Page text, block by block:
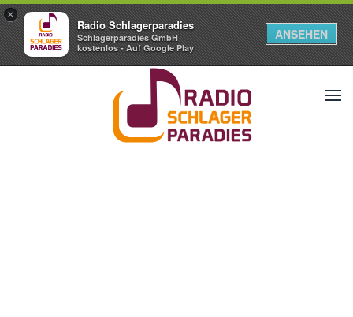
×
Radio Schlagerparadies
Schlagerparadies GmbH
kostenlos - Auf Google Play
ANSEHEN